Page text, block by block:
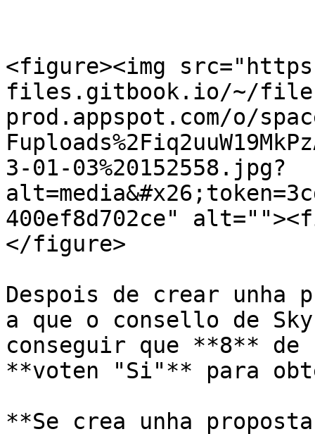
<figure><img
files.gitbook.io/~/
prod.appspot.com/o/
3-01-03%20152558.jpg?
400ef8d702ce"
</figure>
Despois de crear unha
a que o consello de
conseguir que **8** de
**voten "Si"** para
**Se crea unha